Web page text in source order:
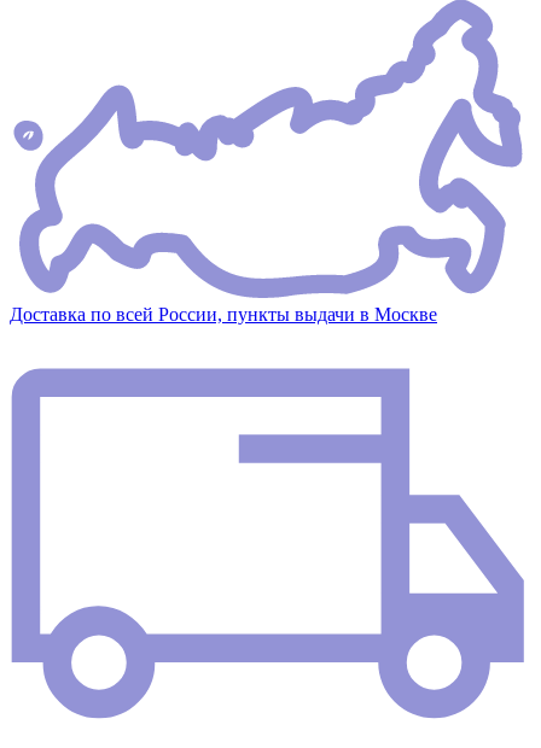
Доставка по всей России, пункты выдачи в Москве